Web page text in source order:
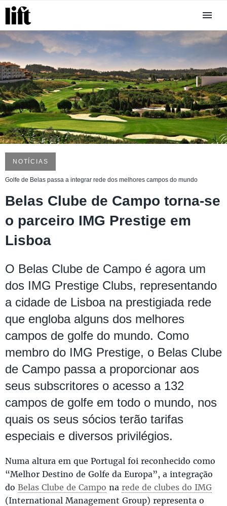
NOTÍCIAS
Golfe de Belas passa a integrar rede dos melhores campos do mundo
Belas Clube de Campo torna-se
o parceiro IMG Prestige em
Lisboa
O Belas Clube de Campo é agora um
dos IMG Prestige Clubs, representando
a cidade de Lisboa na prestigiada rede
que engloba alguns dos melhores
campos de golfe do mundo. Como
membro do IMG Prestige, o Belas Clube
de Campo passa a proporcionar aos
seus subscritores o acesso a 132
campos de golfe em todo o mundo, nos
quais os seus sócios terão tarifas
especiais e diversos privilégios.
Numa altura em que Portugal foi reconhecido como
“Melhor Destino de Golfe da Europa”, a integração
do Belas Clube de Campo na rede de clubes do IMG
(International Management Group) representa o